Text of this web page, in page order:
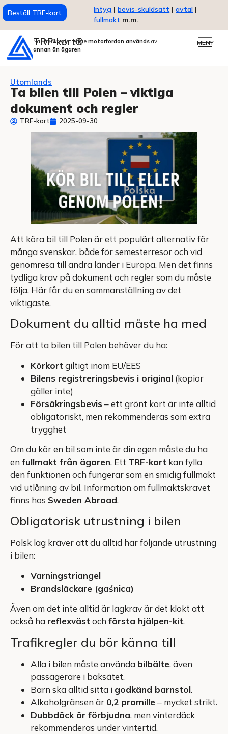
Beställ TRF-kort Intyg | bevis-skuldsatt | avtal |
fullmakt m.m.
TRF-kort®
När trafikregistrerade motorfordon används av
annan än ägaren
MENY
Utomlands
Ta bilen till Polen – viktiga
dokument och regler
TRF-kort 2025-09-30
Att köra bil till Polen är ett populärt alternativ för
många svenskar, både för semesterresor och vid
genomresa till andra länder i Europa. Men det finns
tydliga krav på dokument och regler som du måste
följa. Här får du en sammanställning av det
viktigaste.
Dokument du alltid måste ha med
För att ta bilen till Polen behöver du ha:
Körkort giltigt inom EU/EES
Bilens registreringsbevis i original (kopior
gäller inte)
Försäkringsbevis – ett grönt kort är inte alltid
obligatoriskt, men rekommenderas som extra
trygghet
Om du kör en bil som inte är din egen måste du ha
en fullmakt från ägaren. Ett TRF-kort kan fylla
den funktionen och fungerar som en smidig fullmakt
vid utlåning av bil. Information om fullmaktskravet
finns hos Sweden Abroad.
Obligatorisk utrustning i bilen
Polsk lag kräver att du alltid har följande utrustning
i bilen:
Varningstriangel
Brandsläckare (gaśnica)
Även om det inte alltid är lagkrav är det klokt att
också ha reflexväst och första hjälpen-kit.
Trafikregler du bör känna till
Alla i bilen måste använda bilbälte, även
passagerare i baksätet.
Barn ska alltid sitta i godkänd barnstol.
Alkoholgränsen är 0,2 promille– mycket strikt.
Dubbdäck är förbjudna, men vinterdäck
rekommenderas under vintertid.